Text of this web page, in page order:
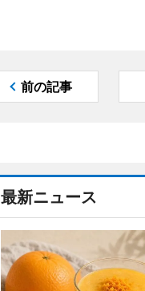
前の記事
最新ニュース